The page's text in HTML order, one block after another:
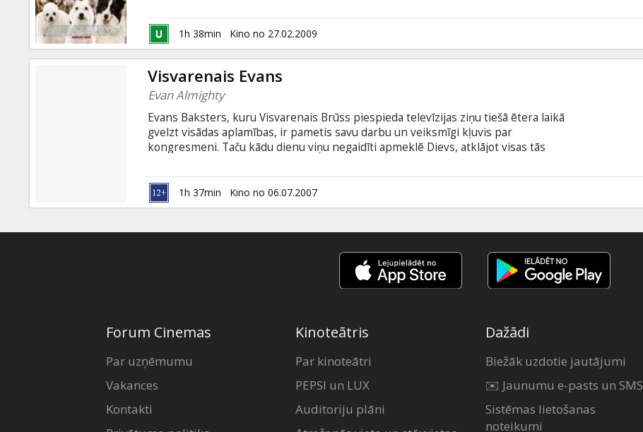
neviens neuzzinātu, ka ēka pārvērtusies par suņu viesnīcu. Lomās: Emma Roberts,
Jake T. Austin, Lisa Kudrow, Don Cheadle Režisors: Thor Freudenthal Filma angļu
valodā ar subtitriem latviešu un krievu valodā.
1h 38min Kino no 27.02.2009
Visvarenais Evans
Evan Almighty
Evans Baksters, kuru Visvarenais Brūss piespieda televīzijas ziņu tiešā ētera laikā
gvelzt visādas aplamības, ir pametis savu darbu un veiksmīgi kļuvis par
kongresmeni. Taču kādu dienu viņu negaidīti apmeklē Dievs, atklājot visas tās
neparastu uzdevumu - uzbūvēt šķirstu labākajās Noasa tradīcijās.
1h 37min Kino no 06.07.2007
Forum Cinemas
Par uzņēmumu
Vakances
Kontakti
Kinoteātris
Par kinoteātri
PEPSI un LUX
Auditoriju plāni
Dažādi
Biežāk uzdotie jautājumi
✉️ Jaunumu e-pasts un SMS
Sistēmas lietošanas
noteikumi